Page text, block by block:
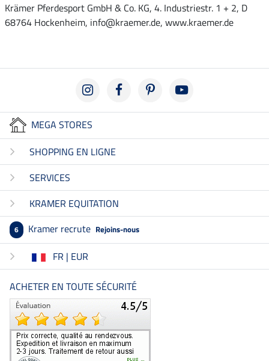
Krämer Pferdesport GmbH & Co. KG, 4. Industriestr. 1 + 2, D
68764 Hockenheim, info@kraemer.de, www.kraemer.de
MEGA STORES
SHOPPING EN LIGNE
SERVICES
KRAMER EQUITATION
6 Kramer recrute Rejoins-nous
FR | EUR
ACHETER EN TOUTE SÉCURITÉ